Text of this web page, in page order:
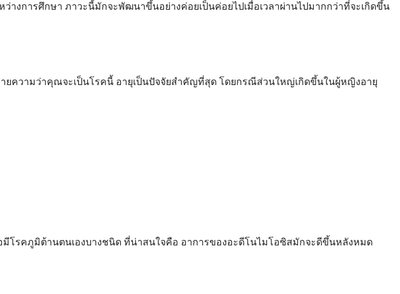
งการศึกษา ภาวะนี้มักจะพัฒนาขึ้นอย่างค่อยเป็นค่อยไปเมื่อเวลาผ่านไปมากกว่าที่จะเกิดขึ้น
ยความว่าคุณจะเป็นโรคนี้ อายุเป็นปัจจัยสำคัญที่สุด โดยกรณีส่วนใหญ่เกิดขึ้นในผู้หญิงอายุ
มีโรคภูมิต้านตนเองบางชนิด ที่น่าสนใจคือ อาการของอะดีโนไมโอซิสมักจะดีขึ้นหลังหมด